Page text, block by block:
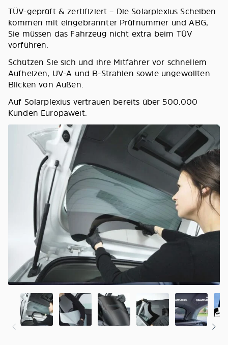
TÜV-geprüft & zertifiziert – Die Solarplexius Scheiben
kommen mit eingebrannter Prüfnummer und ABG,
Sie müssen das Fahrzeug nicht extra beim TÜV
vorführen.
Schützen Sie sich und ihre Mitfahrer vor schnellem
Aufheizen, UV-A und B-Strahlen sowie ungewollten
Blicken von Außen.
Auf Solarplexius vertrauen bereits über 500.000
Kunden Europaweit.